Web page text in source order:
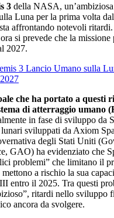
3 della NASA,
Luna per la prima volta
affrontando notevoli
si prevede che la missione
2027​​.
che ha portato a questi
di atterraggio umano
in fase di sviluppo da
sviluppati da Axiom
degli Stati Uniti
GAO) ha evidenziato che
problemi” che limitano il
a rischio la sua
entro il 2025. Tra questi
ritardi nello sviluppo
ancora da svolgere​​.